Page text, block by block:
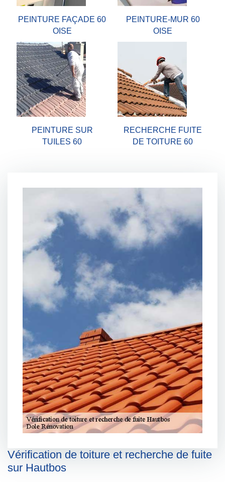
PEINTURE FAÇADE 60
OISE
PEINTURE-MUR 60
OISE
PEINTURE SUR
TUILES 60
RECHERCHE FUITE
DE TOITURE 60
Vérification de toiture et recherche de fuite
sur Hautbos